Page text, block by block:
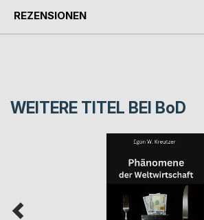
REZENSIONEN
WEITERE TITEL BEI BoD